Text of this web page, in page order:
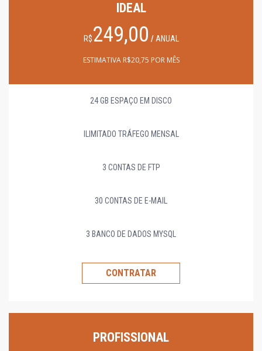
IDEAL
R$249,00 /ANUAL
ESTIMATIVA R$20,75 POR MÊS
24 GB ESPAÇO EM DISCO
ILIMITADO TRÁFEGO MENSAL
3 CONTAS DE FTP
30 CONTAS DE E-MAIL
3 BANCO DE DADOS MYSQL
CONTRATAR
PROFISSIONAL